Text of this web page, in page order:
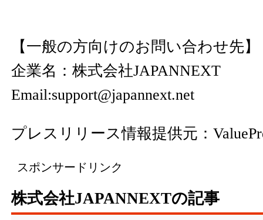
【一般の方向けのお問い合わせ先】
企業名：株式会社JAPANNEXT
Email:support@japannext.net
プレスリリース情報提供元：
スポンサードリンク
株式会社JAPANNEXTの記事